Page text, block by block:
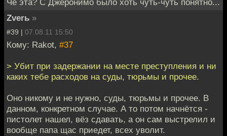
Че эта? С Джеронимо было хоть чуть-чуть понятно...
Zverь »
#39 | 07.08.11 15:50
Кому: Rakot, #37
> Убит при задержании на месте преступления и ни
каких тебе расходов на суды, тюрьмы и прочее.
Оно никому и не нужно, суды, тюрьмы и прочее. В
данном, конкретном случае. А то потом начнётся -
пистолет нашел, вёз сдавать, а он сам выстрелил и
вообще папа щас приедет, всех уволит.